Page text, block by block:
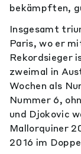
bekämpften,
Insgesamt
Paris, wo er
Rekordsieger
zweimal in
Wochen als
Nummer 6,
und Djokovic
Mallorquiner
2016 im